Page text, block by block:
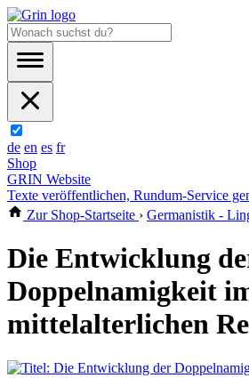
de en es fr
Shop
GRIN Website
Texte veröffentlichen, Rundum-Service
Zur Shop-Startseite › Germanistik -
Die Entwicklung
Doppelnamigkeit
mittelalterlichen